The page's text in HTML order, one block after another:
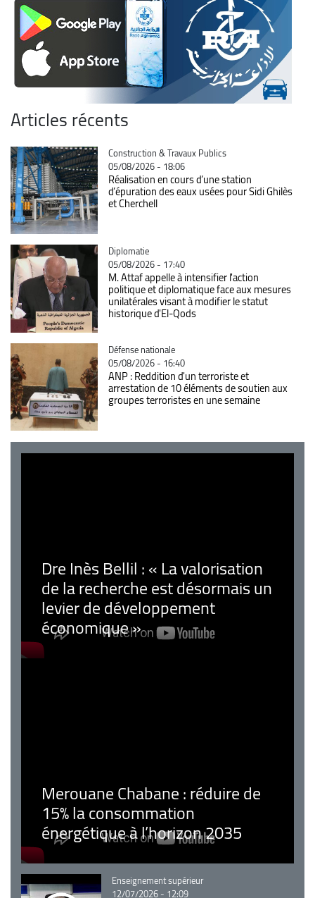
Articles récents
Catégorie
Construction & Travaux Publics
05/08/2026 - 18:06
Réalisation en cours d’une station
d’épuration des eaux usées pour Sidi Ghilès
et Cherchell
Catégorie
Diplomatie
05/08/2026 - 17:40
M. Attaf appelle à intensifier l'action
politique et diplomatique face aux mesures
unilatérales visant à modifier le statut
historique d'El-Qods
Catégorie
Défense nationale
05/08/2026 - 16:40
ANP : Reddition d'un terroriste et
arrestation de 10 éléments de soutien aux
groupes terroristes en une semaine
Dre Inès Bellil : « La valorisation
de la recherche est désormais un
levier de développement
économique »
Merouane Chabane : réduire de
15% la consommation
énergétique à l’horizon 2035
Catégorie
Enseignement supérieur
12/07/2026 - 12:09